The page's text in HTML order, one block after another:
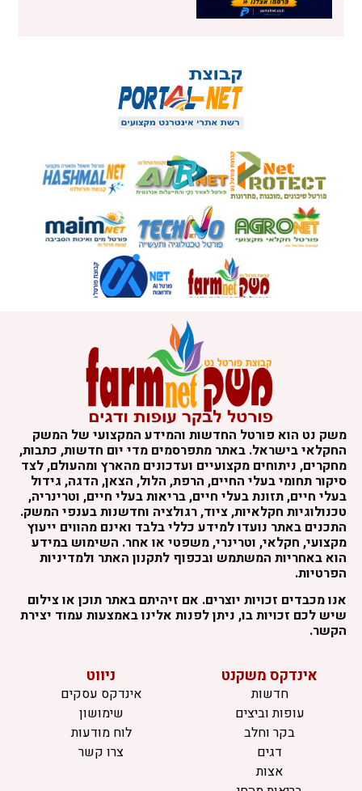
משק נט הוא פורטל החדשות והמידע המקצועי של המשק
החקלאי בישראל. באתר מתפרסמים מדי יום חדשות, כתבות,
מחקרים, ניתוחים מקצועיים ועדכונים מהארץ ומהעולם, לצד
סיקור תחומי בעלי החיים, הרפת, הלול, הצאן, הדגה, גידול
בעלי חיים, תזונת בעלי חיים, בריאות בעלי חיים, וטרינריה,
טכנולוגיות חקלאיות, ציוד, רגולציה וחדשנות בענפי המשק.
התכנים באתר נועדו למידע כללי בלבד ואינם מהווים ייעוץ
מקצועי, חקלאי, וטרינרי, משפטי או אחר. השימוש במידע
הוא באחריות המשתמש ובכפוף לתקנון האתר ולמדיניות
הפרטיות.
אנו מכבדים זכויות יוצרים. אם זיהיתם באתר תוכן או צילום
שיש לכם זכויות בו, ניתן לפנות אלינו באמצעות עמוד יצירת
הקשר.
אינדקס משקנט
חדשות
עופות וביצים
בקר וחלב
דגים
אצות
ניווט
אינדקס עסקים
שימושון
לוח מודעות
צרו קשר